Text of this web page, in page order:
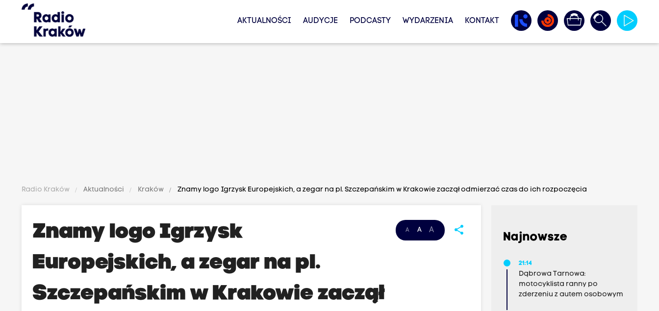
AKTUALNOŚCI AUDYCJE PODCASTY WYDARZENIA KONTAKT
Radio Kraków Aktualności Kraków Znamy logo Igrzysk Europejskich, a zegar na pl. Szczepańskim w Krakowie zaczął odmierzać czas do ich rozpoczęcia
A A A share
Znamy logo Igrzysk
Europejskich, a zegar na pl.
Szczepańskim w Krakowie zaczął
Najnowsze
21:14
Dąbrowa Tarnowa:
motocyklista ranny po
zderzeniu z autem osobowym